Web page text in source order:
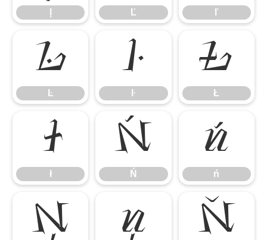
Ľ ľ
Ŀ
Ŀ
ŀ
ŀ
Ł
Ł
ł
ł
Ń
Ń
ń
ń
Ņ ņ Ň